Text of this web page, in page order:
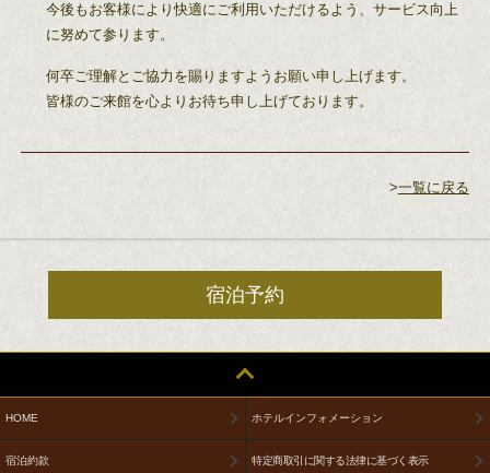
今後もお客様により快適にご利用いただけるよう、サービス向上
に努めて参ります。
何卒ご理解とご協力を賜りますようお願い申し上げます。
皆様のご来館を心よりお待ち申し上げております。
>一覧に戻る
宿泊予約
HOME ホテルインフォメーション
宿泊約款 特定商取引に関する法律に基づく表示